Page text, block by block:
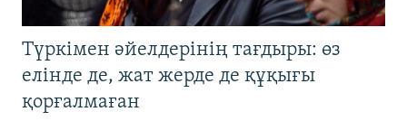
Түркімен әйелдерінің тағдыры: өз
елінде де, жат жерде де құқығы
қорғалмаған